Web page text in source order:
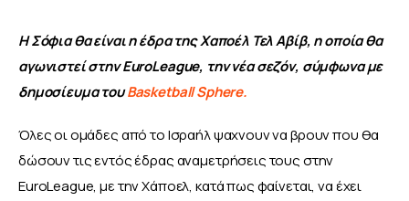
Η Σόφια θα είναι η έδρα της Χαποέλ Τελ Αβίβ, η οποία θα
αγωνιστεί στην EuroLeague, την νέα σεζόν, σύμφωνα με
δημοσίευμα του Basketball Sphere.
Όλες οι ομάδες από το Ισραήλ ψαχνουν να βρουν που θα
δώσουν τις εντός έδρας αναμετρήσεις τους στην
EuroLeague, με την Χάποελ, κατά πως φαίνεται, να έχει